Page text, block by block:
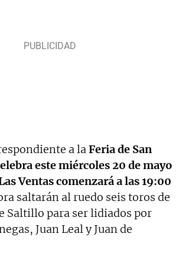
a laFeria de San
este miércoles 20 de mayo
Ventas comenzará a las 19:00
saltarán al ruedo seis toros de
Saltillo para ser lidiados por
Juan Leal y Juan de